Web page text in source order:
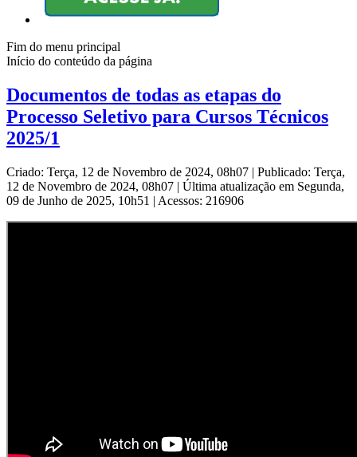
Fim do menu principal
Início do conteúdo da página
Documentos de todas as etapas do
Processo Seletivo para Cursos Técnicos
2025/1
Criado: Terça, 12 de Novembro de 2024, 08h07 | Publicado: Terça,
12 de Novembro de 2024, 08h07 | Última atualização em Segunda,
09 de Junho de 2025, 10h51 | Acessos: 216906